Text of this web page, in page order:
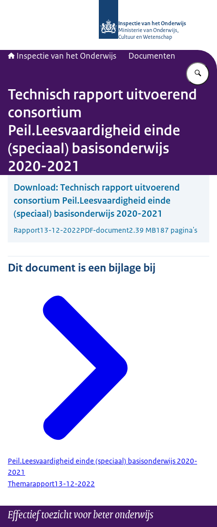
Inspectie van het Onderwijs
Ministerie van Onderwijs,
Cultuur en Wetenschap
Inspectie van het Onderwijs Documenten
Technisch rapport uitvoerend
consortium
Peil.Leesvaardigheid einde
(speciaal) basisonderwijs
2020-2021
Download: Technisch rapport uitvoerend
consortium Peil.Leesvaardigheid einde
(speciaal) basisonderwijs 2020-2021
Rapport13-12-2022PDF-document2.39 MB187 pagina's
Dit document is een bijlage bij
Peil.Leesvaardigheid einde (speciaal) basisonderwijs 2020-
2021
Themarapport13-12-2022
Effectief toezicht voor beter onderwijs